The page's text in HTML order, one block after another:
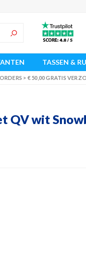
TASSEN &
ORDERS > € 50,00 GRATIS
QV wit